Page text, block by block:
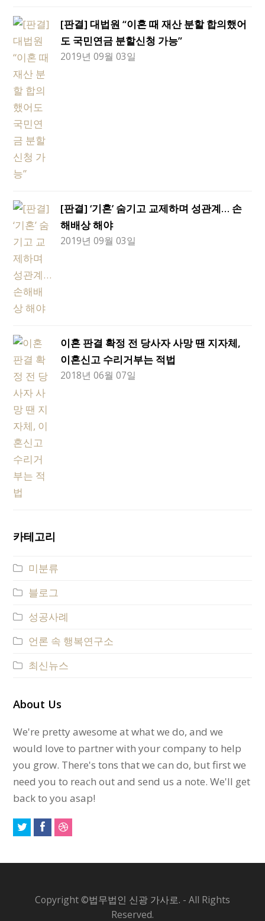
[판결] 대법원 “이혼 때 재산 분할 합의했어
도 국민연금 분할신청 가능”
2019년 09월 03일
[판결] ‘기혼’ 숨기고 교제하며 성관계… 손
해배상 해야
2019년 09월 03일
이혼 판결 확정 전 당사자 사망 땐 지자체,
이혼신고 수리거부는 적법
2018년 06월 07일
카테고리
미분류
블로그
성공사례
언론 속 행복연구소
최신뉴스
About Us
We're pretty awesome at what we do, and we
would love to partner with your company to help
you grow. There's tons that we can do, but first we
need you to reach out and send us a note. We'll get
back to you asap!
Copyright ©법무법인 신광 가사로. - All Rights
Reserved.